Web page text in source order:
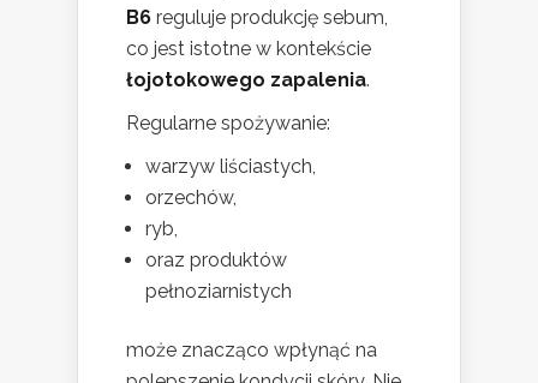
B6 reguluje produkcję sebum,
co jest istotne w kontekście
łojotokowego zapalenia.
Regularne spożywanie:
warzyw liściastych,
orzechów,
ryb,
oraz produktów
pełnoziarnistych
może znacząco wpłynąć na